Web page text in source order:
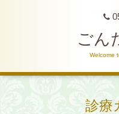
ごん
Welcome
診療